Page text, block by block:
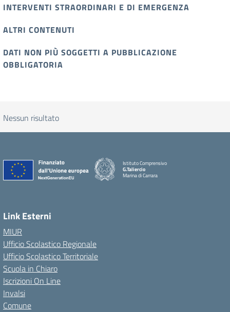
INTERVENTI STRAORDINARI E DI EMERGENZA
ALTRI CONTENUTI
DATI NON PIÙ SOGGETTI A PUBBLICAZIONE
OBBLIGATORIA
Nessun risultato
Istituto Comprensivo
G.Taliercio
Marina di Carrara
Link Esterni
MIUR
Ufficio Scolastico Regionale
Ufficio Scolastico Territoriale
Scuola in Chiaro
Iscrizioni On Line
Invalsi
Comune